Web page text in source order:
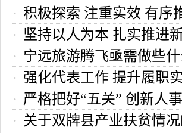
积极探索 注重实效 有序
坚持以人为本 扎实推进
工作
宁远旅游腾飞亟需做些
的调查与思考
强化代表工作 提升履职
严格把好“五关” 创新人
关于双牌县产业扶贫情